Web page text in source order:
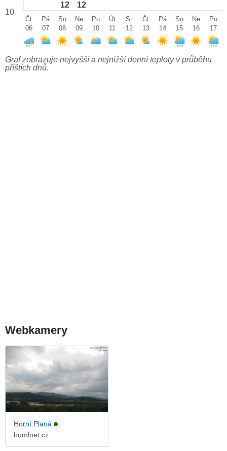
12 12
10
Čt
06
Pá
07
So
08
Ne
09
Po
10
Út
11
St
12
Čt
13
Pá
14
So
15
Ne
16
Po
17
Graf zobrazuje nejvyšší a nejnižší denní teploty v průběhu
příštích dnů.
Webkamery
Horní Planá
humlnet.cz